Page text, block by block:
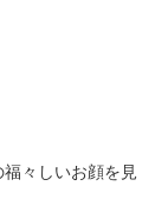
々しいお顔を見